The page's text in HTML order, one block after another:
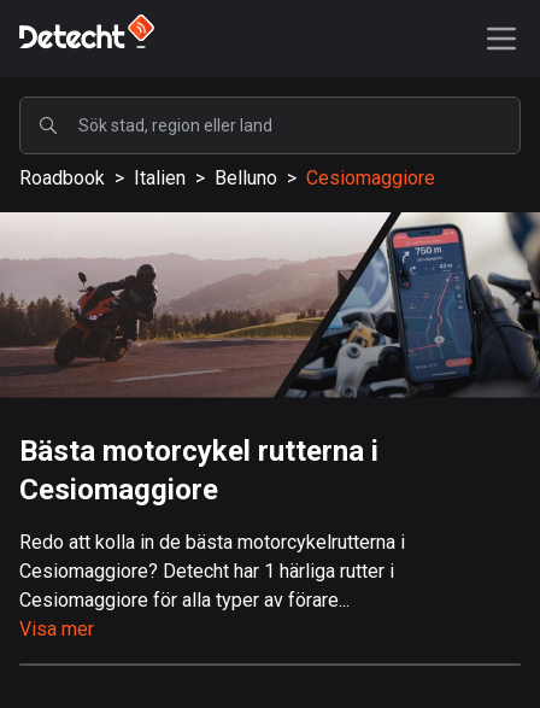
POPULÄRA
USA
589067 rutter
Sverige
204129 rutter
Storbritannien
115521 rutter
Afghanistan
Åland
519 rutter
Roadbook > Italien > Belluno > Cesiomaggiore
Bästa motorcykel rutterna i
Cesiomaggiore
Redo att kolla in de bästa motorcykelrutterna i
Cesiomaggiore? Detecht har 1 härliga rutter i
Cesiomaggiore för alla typer av förare...
Visa mer